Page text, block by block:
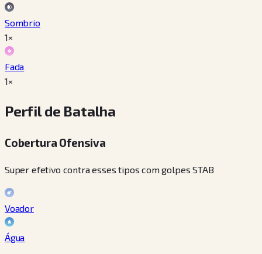
Sombrio
1×
Fada
1×
Perfil de Batalha
Cobertura Ofensiva
Super efetivo contra esses tipos com golpes STAB
Voador
Água